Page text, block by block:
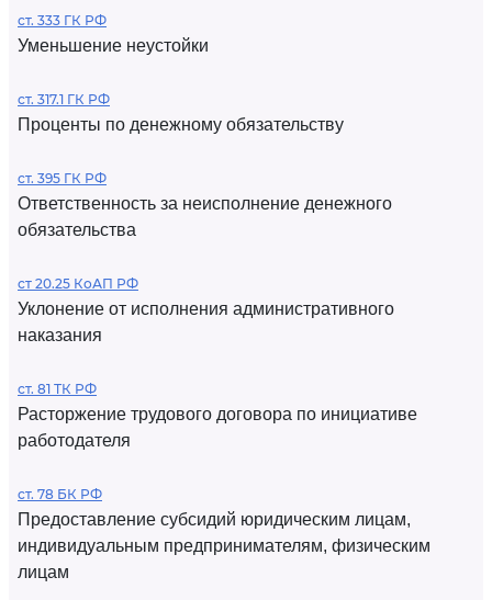
ст. 333 ГК РФ
Уменьшение неустойки
ст. 317.1 ГК РФ
Проценты по денежному обязательству
ст. 395 ГК РФ
Ответственность за неисполнение денежного
обязательства
ст 20.25 КоАП РФ
Уклонение от исполнения административного
наказания
ст. 81 ТК РФ
Расторжение трудового договора по инициативе
работодателя
ст. 78 БК РФ
Предоставление субсидий юридическим лицам,
индивидуальным предпринимателям, физическим
лицам